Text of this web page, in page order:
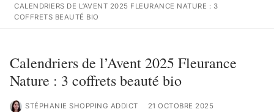
CALENDRIERS DE L’AVENT 2025 FLEURANCE NATURE : 3
COFFRETS BEAUTÉ BIO
Calendriers de l’Avent 2025 Fleurance
Nature : 3 coffrets beauté bio
STÉPHANIE SHOPPING ADDICT 21 OCTOBRE 2025